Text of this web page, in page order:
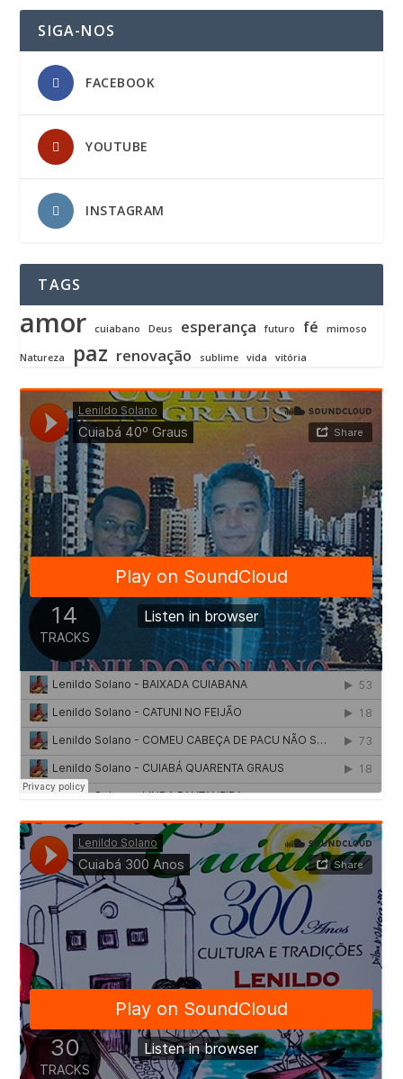
SIGA-NOS
FACEBOOK
YOUTUBE
INSTAGRAM
TAGS
amor cuiabano Deus esperança futuro fé mimoso
Natureza paz renovação sublime vida vitória